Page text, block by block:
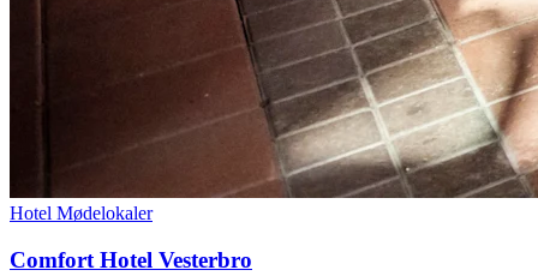
Hotel Mødelokaler
Comfort Hotel Vesterbro